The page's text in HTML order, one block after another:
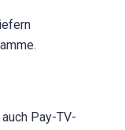
Pay-TV-